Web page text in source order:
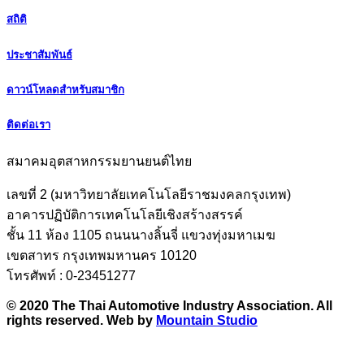
สถิติ
ประชาสัมพันธ์
ดาวน์โหลดสำหรับสมาชิก
ติดต่อเรา
สมาคมอุตสาหกรรมยานยนต์ไทย
เลขที่ 2 (มหาวิทยาลัยเทคโนโลยีราชมงคลกรุงเทพ)
อาคารปฏิบัติการเทคโนโลยีเชิงสร้างสรรค์
ชั้น 11 ห้อง 1105 ถนนนางลิ้นจี่ แขวงทุ่งมหาเมฆ
เขตสาทร กรุงเทพมหานคร 10120
โทรศัพท์ : 0-23451277
© 2020 The Thai Automotive Industry Association. All
rights reserved. Web by Mountain Studio